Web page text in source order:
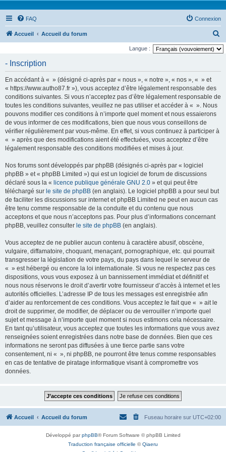
FAQ Connexion
Accueil Accueil du forum
e
Langue :
- Inscription
En accédant à « » (désigné ci-après par « nous », « notre », « nos », « » et
« https://www.autho87.fr »), vous acceptez d’être légalement responsable des
conditions suivantes. Si vous n’acceptez pas d’être légalement responsable de
toutes les conditions suivantes, veuillez ne pas utiliser et accéder à « ». Nous
pouvons modifier ces conditions à n’importe quel moment et nous essaierons
de vous informer de ces modifications, bien que nous vous conseillons de
vérifier régulièrement par vous-même. En effet, si vous continuez à participer à
« » après que des modifications aient été effectuées, vous acceptez d’être
légalement responsable des conditions modifiées et mises à jour.
Nos forums sont développés par phpBB (désignés ci-après par « logiciel
phpBB » et « phpBB Limited ») qui est un logiciel de forum de discussions
déclaré sous la « licence publique générale GNU 2.0 » et qui peut être
téléchargé sur le site de phpBB (en anglais). Le logiciel phpBB a pour seul but
de faciliter les discussions sur internet et phpBB Limited ne peut en aucun cas
être tenu comme responsable de la conduite et du contenu que nous
acceptons et que nous n’acceptons pas. Pour plus d’informations concernant
phpBB, veuillez consulter le site de phpBB (en anglais).
Vous acceptez de ne publier aucun contenu à caractère abusif, obscène,
vulgaire, diffamatoire, choquant, menaçant, pornographique, etc. qui pourrait
transgresser la législation de votre pays, du pays dans lequel le serveur de
« » est hébergé ou encore la loi internationale. Si vous ne respectez pas ces
dispositions, vous vous exposez à un bannissement immédiat et définitif et
nous nous réservons le droit d’avertir votre fournisseur d’accès à internet et les
autorités officielles. L’adresse IP de tous les messages est enregistrée afin
d’aider au renforcement de ces conditions. Vous acceptez le fait que « » ait le
droit de supprimer, de modifier, de déplacer ou de verrouiller n’importe quel
sujet et message à n’importe quel moment si nous estimons cela nécessaire.
En tant qu’utilisateur, vous acceptez que toutes les informations que vous avez
renseignées soient enregistrées dans notre base de données. Bien que ces
informations ne seront pas diffusées à une tierce partie sans votre
consentement, ni « », ni phpBB, ne pourront être tenus comme responsables
en cas de tentative de piratage informatique visant à compromettre vos
données.
Accueil Accueil du forum Fuseau horaire sur UTC+02:00
Développé parphpBB® Forum Software © phpBB Limited
Traduction française officielle ©Qiaeru